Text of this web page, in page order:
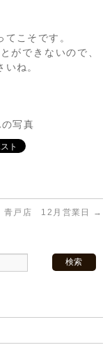
こそです。
ができないので、
ね。
青戸店 12月営業日 →